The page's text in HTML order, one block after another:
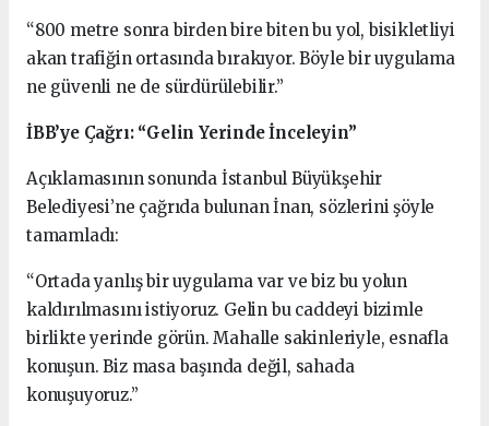
“800 metre sonra birden bire biten bu yol, bisikletliyi
akan trafiğin ortasında bırakıyor. Böyle bir uygulama
ne güvenli ne de sürdürülebilir.”
İBB’ye Çağrı: “Gelin Yerinde İnceleyin”
Açıklamasının sonunda İstanbul Büyükşehir
Belediyesi’ne çağrıda bulunan İnan, sözlerini şöyle
tamamladı:
“Ortada yanlış bir uygulama var ve biz bu yolun
kaldırılmasını istiyoruz. Gelin bu caddeyi bizimle
birlikte yerinde görün. Mahalle sakinleriyle, esnafla
konuşun. Biz masa başında değil, sahada
konuşuyoruz.”